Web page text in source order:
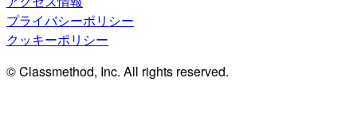
プライバシーポリシー
クッキーポリシー
© Classmethod, Inc. All rights reserved.